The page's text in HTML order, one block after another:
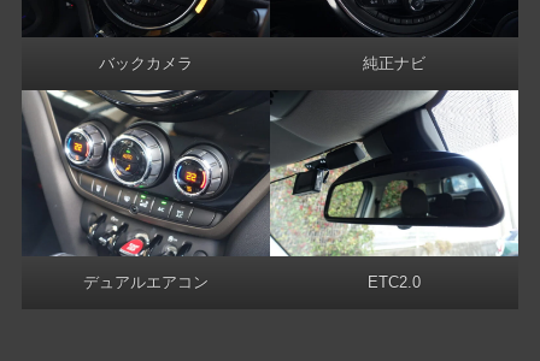
バックカメラ 純正ナビ
デュアルエアコン ETC2.0